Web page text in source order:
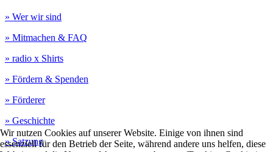
» Wer wir sind
» Mitmachen & FAQ
» radio x Shirts
» Fördern & Spenden
» Förderer
» Geschichte
» Satzung
Wir nutzen Cookies auf unserer Website. Einige von ihnen sind
essenziell für den Betrieb der Seite, während andere uns helfen, diese